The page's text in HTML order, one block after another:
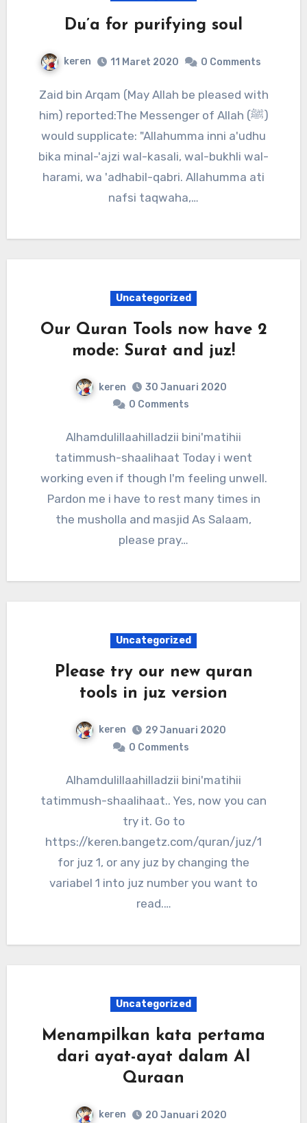
Du’a for purifying soul
keren 11 Maret 2020 0 Comments
Zaid bin Arqam (May Allah be pleased with
him) reported:The Messenger of Allah (ﷺ)
would supplicate: "Allahumma inni a'udhu
bika minal-'ajzi wal-kasali, wal-bukhli wal-
harami, wa 'adhabil-qabri. Allahumma ati
nafsi taqwaha,…
Uncategorized
Our Quran Tools now have 2
mode: Surat and juz!
keren
30 Januari 2020
0 Comments
Alhamdulillaahilladzii bini'matihii
tatimmush-shaalihaat Today i went
working even if though I'm feeling unwell.
Pardon me i have to rest many times in
the musholla and masjid As Salaam,
please pray…
Uncategorized
Please try our new quran
tools in juz version
keren
29 Januari 2020
0 Comments
Alhamdulillaahilladzii bini'matihii
tatimmush-shaalihaat.. Yes, now you can
try it. Go to
https://keren.bangetz.com/quran/juz/1
for juz 1, or any juz by changing the
variabel 1 into juz number you want to
read.…
Uncategorized
Menampilkan kata pertama
dari ayat-ayat dalam Al
Quraan
keren 20 Januari 2020